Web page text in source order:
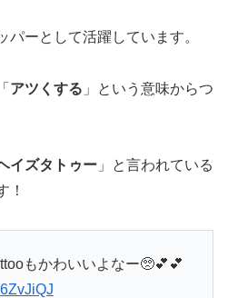
ーとして活躍しています。
アツくする 」という意味からつ
イズタトゥー 」と言われている
！
もかわいいよなー🥺💕💕